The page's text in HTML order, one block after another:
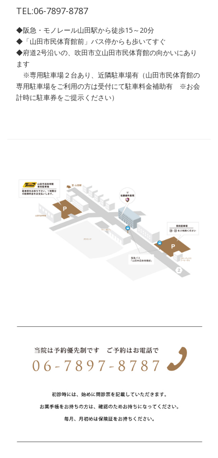
TEL:06-7897-8787
◆阪急・モノレール山田駅から徒歩15～20分
◆「山田市民体育館前」バス停からも歩いてすぐ
◆府道2号沿いの、吹田市立山田市民体育館の向かいにあり
ます
※専用駐車場２台あり、近隣駐車場有（山田市民体育館の
専用駐車場をご利用の方は受付にて駐車料金補助有 ※お会
計時に駐車券をご提示ください）